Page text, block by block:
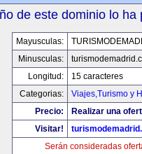
de este dominio lo ha
Mayusculas:
Minusculas:
Longitud:
15 caracteres
Categorias:
Viajes,Turismo y
Precio:
Realizar una
Visitar!
Serán consideradas